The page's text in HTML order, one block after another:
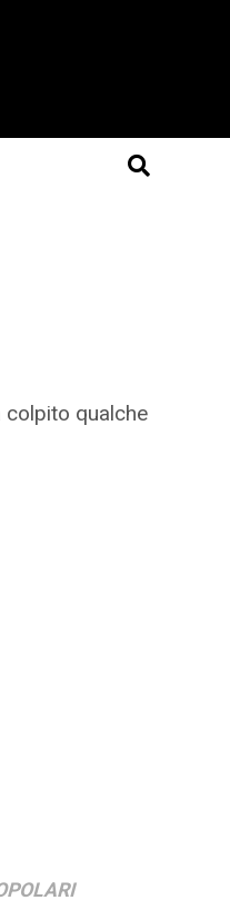
colpito qualche